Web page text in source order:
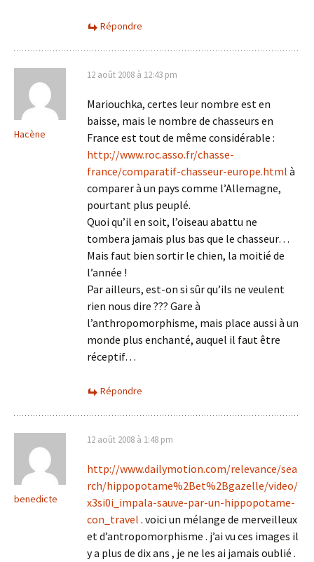
Répondre
Hacène
12 août 2008 à 12:43 pm
Mariouchka, certes leur nombre est en
baisse, mais le nombre de chasseurs en
France est tout de même considérable :
http://www.roc.asso.fr/chasse-
france/comparatif-chasseur-europe.html à
comparer à un pays comme l’Allemagne,
pourtant plus peuplé.
Quoi qu’il en soit, l’oiseau abattu ne
tombera jamais plus bas que le chasseur…
Mais faut bien sortir le chien, la moitié de
l’année !
Par ailleurs, est-on si sûr qu’ils ne veulent
rien nous dire ??? Gare à
l’anthropomorphisme, mais place aussi à un
monde plus enchanté, auquel il faut être
réceptif…
Répondre
benedicte
12 août 2008 à 1:48 pm
http://www.dailymotion.com/relevance/sea
rch/hippopotame%2Bet%2Bgazelle/video/
x3si0i_impala-sauve-par-un-hippopotame-
con_travel . voici un mélange de merveilleux
et d’antropomorphisme . j’ai vu ces images il
y a plus de dix ans , je ne les ai jamais oublié .